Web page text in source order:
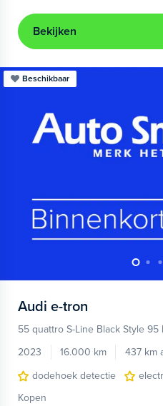
Bekijken
Beschikbaar
Audi e-tron
55 quattro S-Line Black Style 95
2023
16.000 km 437 km
dodehoek detectie
Kopen